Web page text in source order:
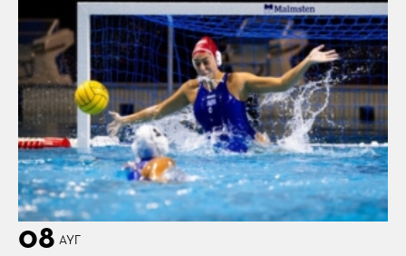
08 ΑΥΓ